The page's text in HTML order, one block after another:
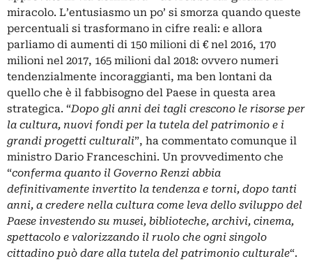
miracolo. L’entusiasmo un po’ si smorza quando queste
percentuali si trasformano in cifre reali: e allora
parliamo di aumenti di 150 milioni di € nel 2016, 170
milioni nel 2017, 165 milioni dal 2018: ovvero numeri
tendenzialmente incoraggianti, ma ben lontani da
quello che è il fabbisogno del Paese in questa area
strategica. “Dopo gli anni dei tagli crescono le risorse per
la cultura, nuovi fondi per la tutela del patrimonio e i
grandi progetti culturali”, ha commentato comunque il
ministro Dario Franceschini. Un provvedimento che
“conferma quanto il Governo Renzi abbia
definitivamente invertito la tendenza e torni, dopo tanti
anni, a credere nella cultura come leva dello sviluppo del
Paese investendo su musei, biblioteche, archivi, cinema,
spettacolo e valorizzando il ruolo che ogni singolo
cittadino può dare alla tutela del patrimonio culturale“.